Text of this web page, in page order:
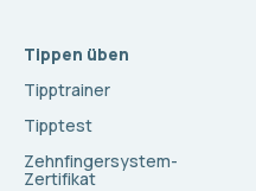
Tippen üben
Tipptrainer
Tipptest
Zehnfingersystem-
Zertifikat